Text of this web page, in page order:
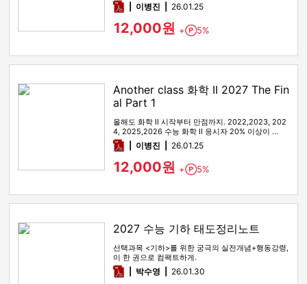
pdf이병진 26.01.25
12,000원 + Point
5%
Another class 화학 II 2027 The Fin
al Part 1
올해도 화학 II 시작부터 만점까지. 2022,2023, 202
4, 2025,2026 수능 화학 II 응시자 20% 이상이 …
pdf이병진 26.01.25
12,000원 + Point
5%
2027 수능 기하 태도정리노트
선택과목 <기하>를 위한 궁극의 실전개념+행동강령,
이 한 권으로 컴팩트하게.
pdf박수영 26.01.30